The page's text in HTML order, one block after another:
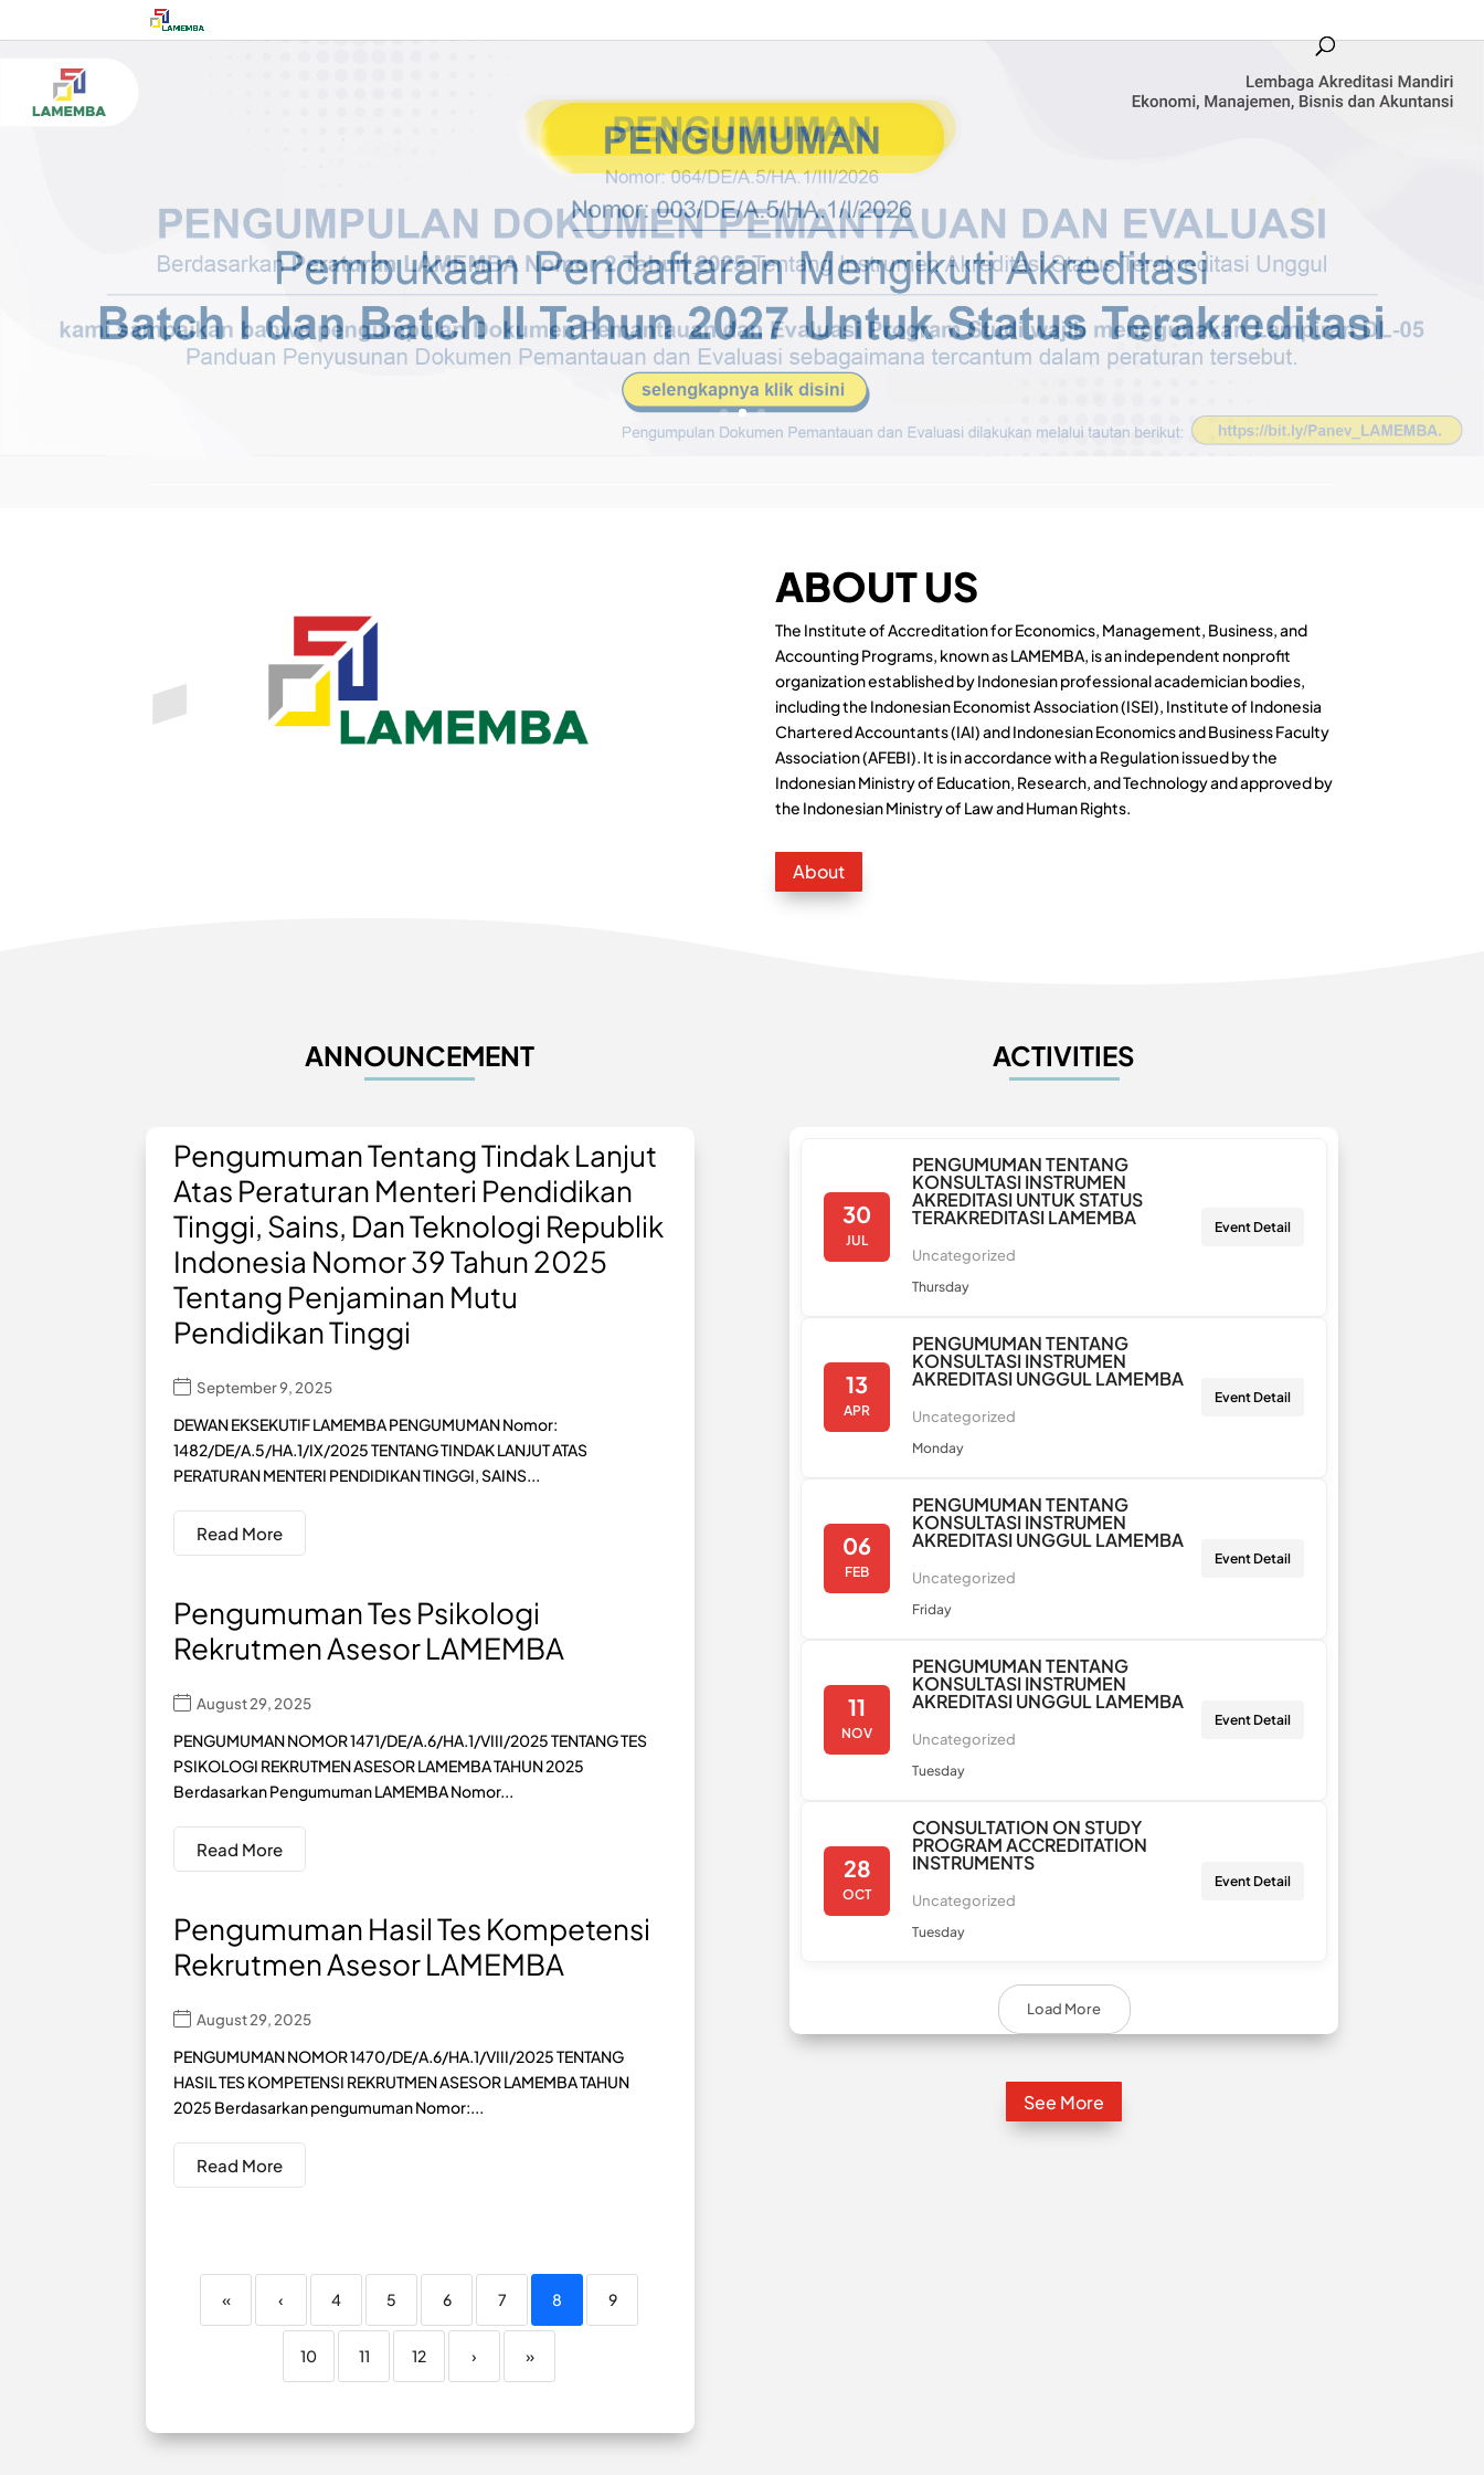
ABOUT US
The Institute of Accreditation for Economics, Management, Business, and
Accounting Programs, known as LAMEMBA, is an independent nonprofit
organization established by Indonesian professional academician bodies,
including the Indonesian Economist Association (ISEI), Institute of Indonesia
Chartered Accountants (IAI) and Indonesian Economics and Business Faculty
Association (AFEBI). It is in accordance with a Regulation issued by the
Indonesian Ministry of Education, Research, and Technology and approved by
the Indonesian Ministry of Law and Human Rights.
About
ANNOUNCEMENT
Pengumuman Tentang Tindak Lanjut
Atas Peraturan Menteri Pendidikan
Tinggi, Sains, Dan Teknologi Republik
Indonesia Nomor 39 Tahun 2025
Tentang Penjaminan Mutu
Pendidikan Tinggi
September 9, 2025
DEWAN EKSEKUTIF LAMEMBA PENGUMUMAN Nomor:
1482/DE/A.5/HA.1/IX/2025 TENTANG TINDAK LANJUT ATAS
PERATURAN MENTERI PENDIDIKAN TINGGI, SAINS...
Read More
Pengumuman Tes Psikologi
Rekrutmen Asesor LAMEMBA
August 29, 2025
PENGUMUMAN NOMOR 1471/DE/A.6/HA.1/VIII/2025 TENTANG TES
PSIKOLOGI REKRUTMEN ASESOR LAMEMBA TAHUN 2025
Berdasarkan Pengumuman LAMEMBA Nomor...
Read More
Pengumuman Hasil Tes Kompetensi
Rekrutmen Asesor LAMEMBA
August 29, 2025
PENGUMUMAN NOMOR 1470/DE/A.6/HA.1/VIII/2025 TENTANG
HASIL TES KOMPETENSI REKRUTMEN ASESOR LAMEMBA TAHUN
2025 Berdasarkan pengumuman Nomor:...
Read More
« ‹ 4 5 6 7 8 9
10 11 12 › »
ACTIVITIES
30
JUL
PENGUMUMAN TENTANG
KONSULTASI INSTRUMEN
AKREDITASI UNTUK STATUS
TERAKREDITASI LAMEMBA
Uncategorized
Thursday
Event Detail
13
APR
PENGUMUMAN TENTANG
KONSULTASI INSTRUMEN
AKREDITASI UNGGUL LAMEMBA
Uncategorized
Monday
Event Detail
06
FEB
PENGUMUMAN TENTANG
KONSULTASI INSTRUMEN
AKREDITASI UNGGUL LAMEMBA
Uncategorized
Friday
Event Detail
11
NOV
PENGUMUMAN TENTANG
KONSULTASI INSTRUMEN
AKREDITASI UNGGUL LAMEMBA
Uncategorized
Tuesday
Event Detail
28
OCT
CONSULTATION ON STUDY
PROGRAM ACCREDITATION
INSTRUMENTS
Uncategorized
Tuesday
Event Detail
Load More
See More